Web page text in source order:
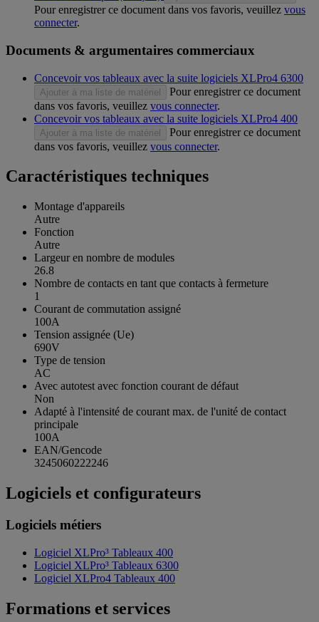
Pour enregistrer ce document dans vos favoris, veuillez vous
connecter.
Documents & argumentaires commerciaux
Concevoir vos tableaux avec la suite logiciels XLPro4 6300
Ajouter à ma liste de matériel
Pour enregistrer ce document
dans vos favoris, veuillez vous connecter.
Concevoir vos tableaux avec la suite logiciels XLPro4 400
Ajouter à ma liste de matériel
Pour enregistrer ce document
dans vos favoris, veuillez vous connecter.
Caractéristiques techniques
Montage d'appareils
Autre
Fonction
Autre
Largeur en nombre de modules
26.8
Nombre de contacts en tant que contacts à fermeture
1
Courant de commutation assigné
100A
Tension assignée (Ue)
690V
Type de tension
AC
Avec autotest avec fonction courant de défaut
Non
Adapté à l'intensité de courant max. de l'unité de contact
principale
100A
EAN/Gencode
3245060222246
Logiciels et configurateurs
Logiciels métiers
Logiciel XLPro³ Tableaux 400
Logiciel XLPro³ Tableaux 6300
Logiciel XLPro4 Tableaux 400
Formations et services